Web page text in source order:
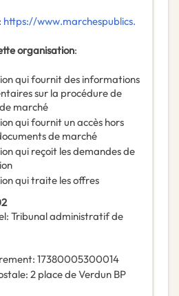
: https://www.marchespublics.
organisation:
qui fournit des informations
sur la procédure de
marché
qui fournit un accès hors
de marché
qui reçoit les demandes de
qui traite les offres
: Tribunal administratif de
: 17380005300014
: 2 place de Verdun BP